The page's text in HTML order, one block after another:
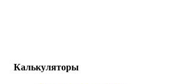
Калькуляторы